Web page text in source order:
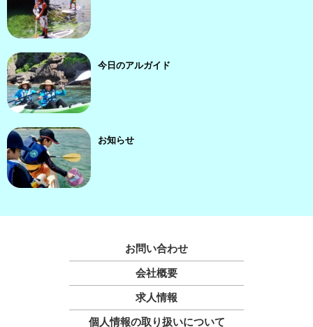
今日のアルガイド
お知らせ
お問い合わせ
会社概要
求人情報
個人情報の取り扱いについて